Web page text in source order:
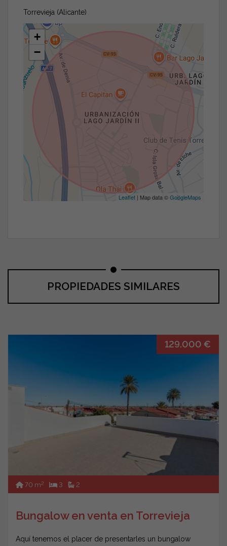
Torrevieja (Alicante)
+
−
Leaflet | Map data ©GoogleMaps
PROPIEDADES SIMILARES
129.000 €
70 m2 3 2
Bungalow en venta en Torrevieja
Aquí tenemos el placer de presentarles un bungalow